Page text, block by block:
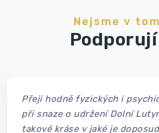
Nejsme v
Přeji hodně fyzických i
při snaze o udržení Dolní
takové kráse v jaké je